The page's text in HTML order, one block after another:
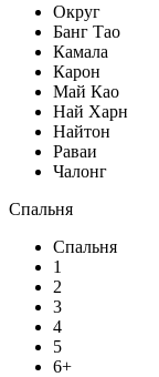
Округ
Банг Тао
Камала
Карон
Май Као
Най Харн
Найтон
Раваи
Чалонг
Спальня
Спальня
1
2
3
4
5
6+